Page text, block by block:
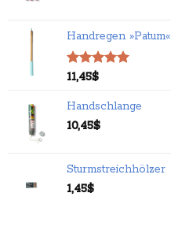
Handregen »Patum«
Bewertet
von 5
11,45$
Handschlange
10,45$
Sturmstreichhölzer
1,45$